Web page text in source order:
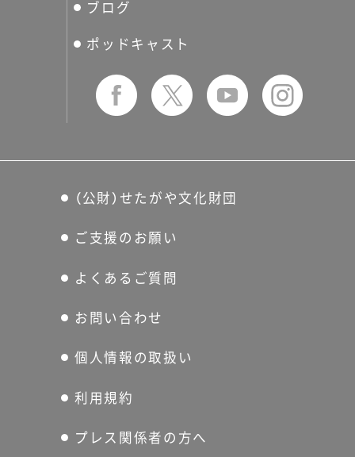
せたおん
友の会
ブログ
ポッドキャスト
（公財）せたがや文化財団
ご支援のお願い
よくあるご質問
お問い合わせ
個人情報の取扱い
利用規約
プレス関係者の方へ